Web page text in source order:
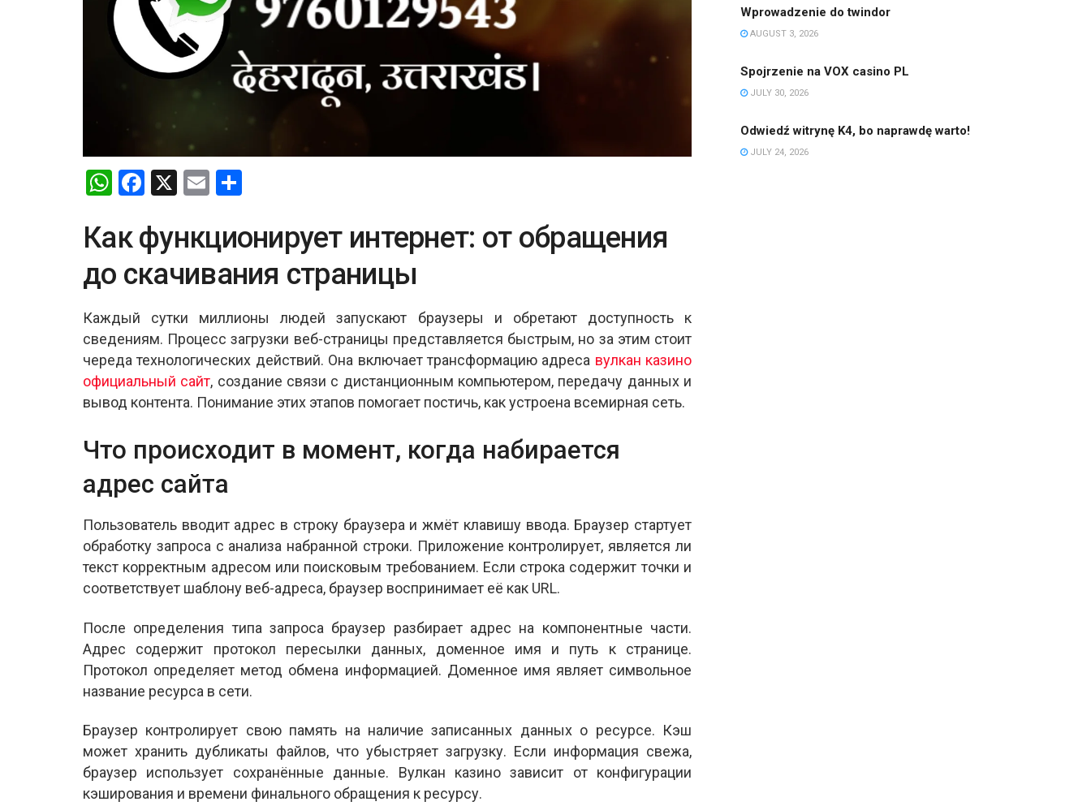
W
at
s
A
p
p
F
ce
b
o
o
k
X
E
ail ar
e
Как функционирует интернет: от обращения
до скачивания страницы
Каждый сутки миллионы людей запускают браузеры и обретают доступность к
сведениям. Процесс загрузки веб-страницы представляется быстрым, но за этим стоит
череда технологических действий. Она включает трансформацию адреса вулкан казино
официальный сайт, создание связи с дистанционным компьютером, передачу данных и
вывод контента. Понимание этих этапов помогает постичь, как устроена всемирная сеть.
Что происходит в момент, когда набирается
адрес сайта
Пользователь вводит адрес в строку браузера и жмёт клавишу ввода. Браузер стартует
обработку запроса с анализа набранной строки. Приложение контролирует, является ли
текст корректным адресом или поисковым требованием. Если строка содержит точки и
соответствует шаблону веб-адреса, браузер воспринимает её как URL.
После определения типа запроса браузер разбирает адрес на компонентные части.
Адрес содержит протокол пересылки данных, доменное имя и путь к странице.
Протокол определяет метод обмена информацией. Доменное имя являет символьное
название ресурса в сети.
Браузер контролирует свою память на наличие записанных данных о ресурсе. Кэш
может хранить дубликаты файлов, что убыстряет загрузку. Если информация свежа,
браузер использует сохранённые данные. Вулкан казино зависит от конфигурации
кэширования и времени финального обращения к ресурсу.
Wprowadzenie do twindor
AUGUST 3, 2026
Spojrzenie na VOX casino PL
JULY 30, 2026
Odwiedź witrynę K4, bo naprawdę warto!
JULY 24, 2026